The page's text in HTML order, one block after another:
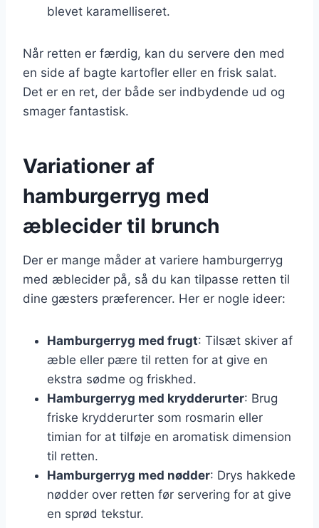
blevet karamelliseret.
Når retten er færdig, kan du servere den med
en side af bagte kartofler eller en frisk salat.
Det er en ret, der både ser indbydende ud og
smager fantastisk.
Variationer af
hamburgerryg med
æblecider til brunch
Der er mange måder at variere hamburgerryg
med æblecider på, så du kan tilpasse retten til
dine gæsters præferencer. Her er nogle ideer:
Hamburgerryg med frugt: Tilsæt skiver af
æble eller pære til retten for at give en
ekstra sødme og friskhed.
Hamburgerryg med krydderurter: Brug
friske krydderurter som rosmarin eller
timian for at tilføje en aromatisk dimension
til retten.
Hamburgerryg med nødder: Drys hakkede
nødder over retten før servering for at give
en sprød tekstur.